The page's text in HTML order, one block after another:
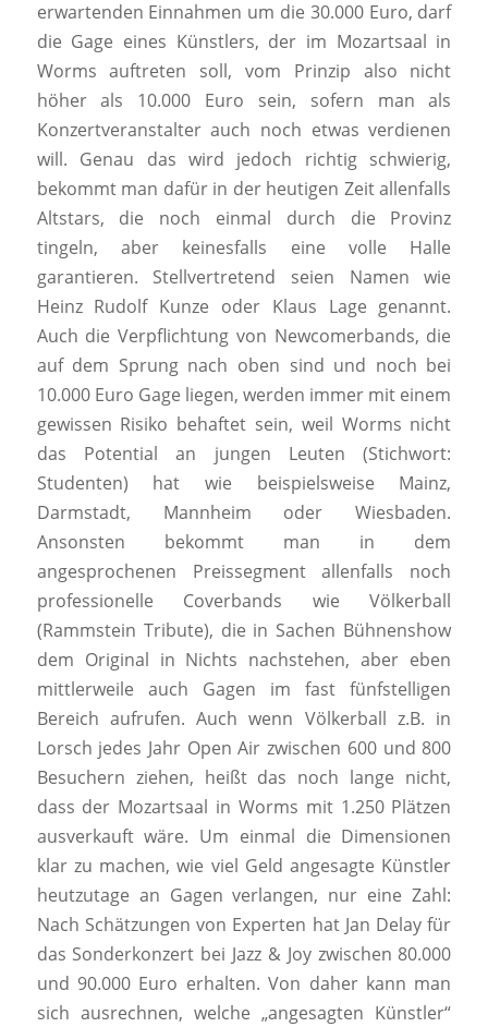
erwartenden Einnahmen um die 30.000 Euro, darf
die Gage eines Künstlers, der im Mozartsaal in
Worms auftreten soll, vom Prinzip also nicht
höher als 10.000 Euro sein, sofern man als
Konzertveranstalter auch noch etwas verdienen
will. Genau das wird jedoch richtig schwierig,
bekommt man dafür in der heutigen Zeit allenfalls
Altstars, die noch einmal durch die Provinz
tingeln, aber keinesfalls eine volle Halle
garantieren. Stellvertretend seien Namen wie
Heinz Rudolf Kunze oder Klaus Lage genannt.
Auch die Verpflichtung von Newcomerbands, die
auf dem Sprung nach oben sind und noch bei
10.000 Euro Gage liegen, werden immer mit einem
gewissen Risiko behaftet sein, weil Worms nicht
das Potential an jungen Leuten (Stichwort:
Studenten) hat wie beispielsweise Mainz,
Darmstadt, Mannheim oder Wiesbaden.
Ansonsten bekommt man in dem
angesprochenen Preissegment allenfalls noch
professionelle Coverbands wie Völkerball
(Rammstein Tribute), die in Sachen Bühnenshow
dem Original in Nichts nachstehen, aber eben
mittlerweile auch Gagen im fast fünfstelligen
Bereich aufrufen. Auch wenn Völkerball z.B. in
Lorsch jedes Jahr Open Air zwischen 600 und 800
Besuchern ziehen, heißt das noch lange nicht,
dass der Mozartsaal in Worms mit 1.250 Plätzen
ausverkauft wäre. Um einmal die Dimensionen
klar zu machen, wie viel Geld angesagte Künstler
heutzutage an Gagen verlangen, nur eine Zahl:
Nach Schätzungen von Experten hat Jan Delay für
das Sonderkonzert bei Jazz & Joy zwischen 80.000
und 90.000 Euro erhalten. Von daher kann man
sich ausrechnen, welche „angesagten Künstler“